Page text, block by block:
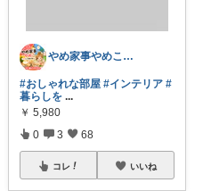
やめ家事やめこ♡一軍インテリア
#おしゃれな部屋 #インテリア #
暮らしを ...
￥ 5,980
0 3 68
コレ いいね